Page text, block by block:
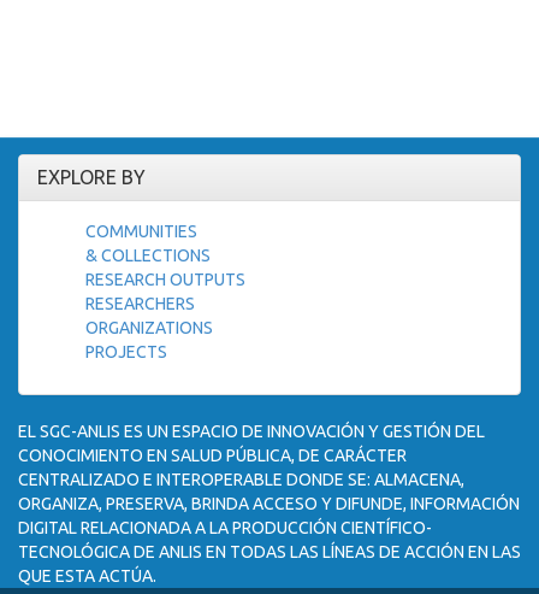
EXPLORE BY
COMMUNITIES
& COLLECTIONS
RESEARCH OUTPUTS
RESEARCHERS
ORGANIZATIONS
PROJECTS
EL SGC-ANLIS ES UN ESPACIO DE INNOVACIÓN Y GESTIÓN DEL
CONOCIMIENTO EN SALUD PÚBLICA, DE CARÁCTER
CENTRALIZADO E INTEROPERABLE DONDE SE: ALMACENA,
ORGANIZA, PRESERVA, BRINDA ACCESO Y DIFUNDE, INFORMACIÓN
DIGITAL RELACIONADA A LA PRODUCCIÓN CIENTÍFICO-
TECNOLÓGICA DE ANLIS EN TODAS LAS LÍNEAS DE ACCIÓN EN LAS
QUE ESTA ACTÚA.